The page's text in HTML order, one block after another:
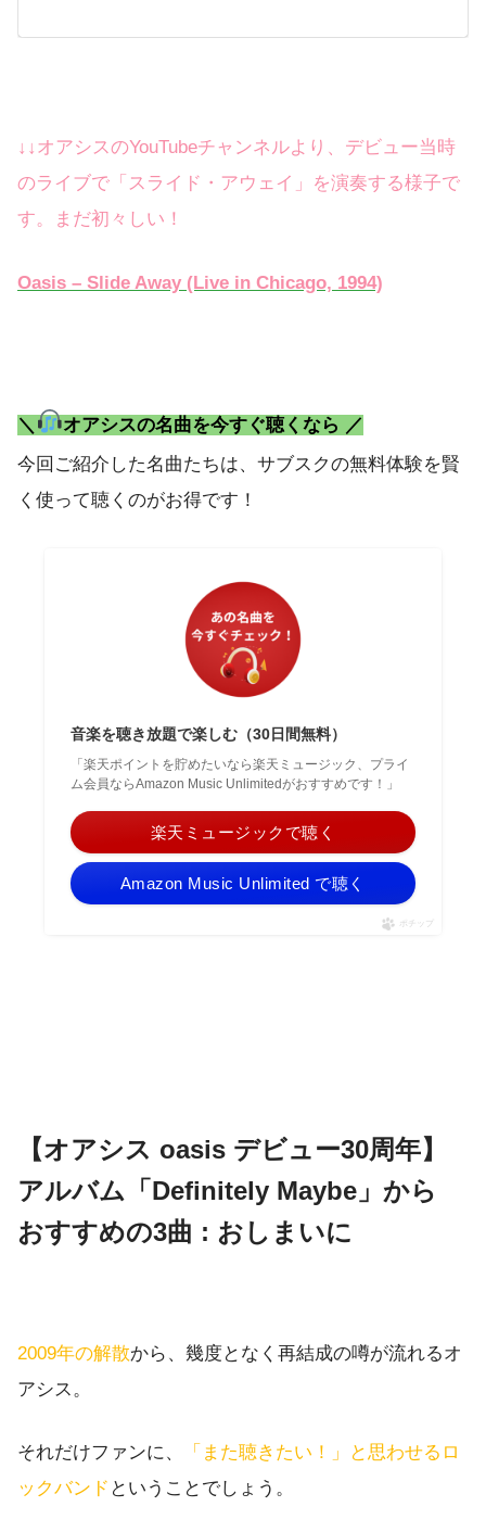
↓↓オアシスのYouTubeチャンネルより、デビュー当時
のライブで「スライド・アウェイ」を演奏する様子で
す。まだ初々しい！
Oasis – Slide Away (Live in Chicago, 1994)
＼
オアシスの名曲を今すぐ聴くなら ／
今回ご紹介した名曲たちは、サブスクの無料体験を賢
く使って聴くのがお得です！
音楽を聴き放題で楽しむ（30日間無料）
「楽天ポイントを貯めたいなら楽天ミュージック、プライ
ム会員ならAmazon Music Unlimitedがおすすめです！」
楽天ミュージックで聴く
Amazon Music Unlimited で聴く
ポチップ
【オアシス oasis デビュー30周年】
アルバム「Definitely Maybe」から
おすすめの3曲 : おしまいに
2009年の解散から、幾度となく再結成の噂が流れるオ
アシス。
それだけファンに、
「また聴きたい！」と思わせるロ
ックバンド ということでしょう。